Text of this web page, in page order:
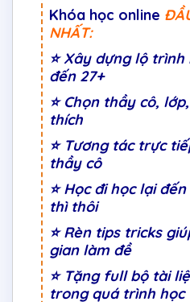
Khóa học online
NHẤT:
⭐Xây dựng lộ trình
đến 27+
⭐ Chọn thầy cô,
thích
⭐ Tương tác trực
thầy cô
⭐ Học đi học lại
thì thôi
⭐ Rèn tips tricks
gian làm đề
⭐ Tặng full bộ tài
trong quá trình học